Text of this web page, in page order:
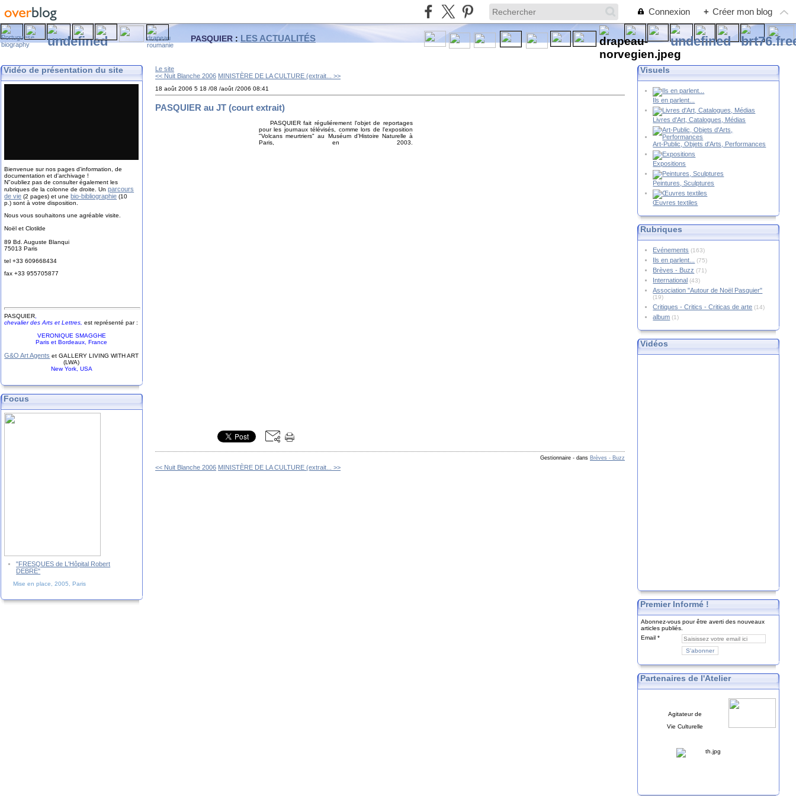
Connexion + Créer mon blog
PASQUIER : LES ACTUALITÉS
Vidéo de présentation du site
Bienvenue sur nos pages d'information, de
documentation et d'archivage !
N"oubliez pas de consulter également les
rubriques de la colonne de droite. Unparcours
de vie (2 pages) et une bio-bibliographie (10
p.) sont à votre disposition.
Nous vous souhaitons une agréable visite.
Noël et Clotilde
89 Bd. Auguste Blanqui
75013 Paris
tel +33 609668434
fax +33955705877
PASQUIER
chevalier des Arts et Lettres, est représenté par :
VERONIQUE SMAGGHE
Paris et Bordeaux, France
G&O Art Agents et GALLERY LIVING WITH ART
(LWA)
New York, USA
Focus
"FRESQUES de L'Hôpital Robert
DEBRE"
Mise en place, 2005, Paris
Le site
<< Nuit Blanche 2006 MINISTÈRE DE LA CULTURE (extrait... >>
18 août 2006 5 18 /08 /août /2006 08:41
PASQUIER au JT (court extrait)
PASQUIER fait réguliérement l'objet de reportages
pour les journaux télévisés, comme lors de l'exposition
"Volcans meurtriers" au Muséum d'Histoire Naturelle à
Paris, en 2003.
Gestionnaire - dans Brèves - Buzz
<< Nuit Blanche 2006 MINISTÈRE DE LA CULTURE (extrait... >>
Visuels
Ils en parlent...
Livres d'Art, Catalogues, Médias
Art-Public, Objets d'Arts, Performances
Expositions
Peintures, Sculptures
Œuvres textiles
Rubriques
Evénements (163)
Ils en parlent... (75)
Brèves - Buzz (71)
International (43)
Association "Autour de Noël Pasquier"
(19)
Critiques - Critics - Criticas de arte (14)
album (1)
Vidéos
Premier Informé !
Abonnez-vous pour être averti des nouveaux
articles publiés.
Email
Partenaires de l'Atelier
Agitateur de
Vie Culturelle